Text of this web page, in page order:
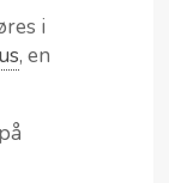
i
, en